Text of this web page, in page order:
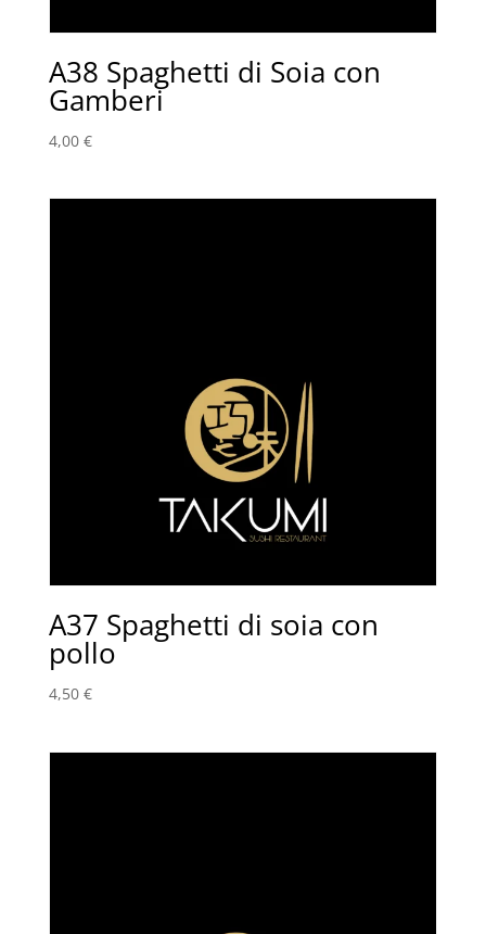
A38 Spaghetti di Soia con
Gamberi
4,00 €
A37 Spaghetti di soia con
pollo
4,50 €